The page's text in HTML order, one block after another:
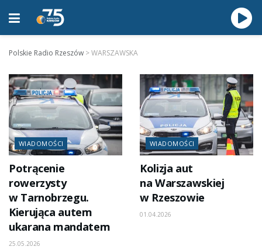
Polskie Radio Rzeszów >WARSZAWSKA
WIADOMOŚCI
Potrącenie
rowerzysty
w Tarnobrzegu.
Kierująca autem
ukarana mandatem
25.05.2026
WIADOMOŚCI
Kolizja aut
na Warszawskiej
w Rzeszowie
01.04.2026